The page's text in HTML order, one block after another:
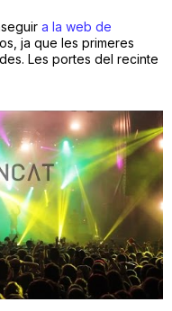
a la web de
ja que les primeres
Les portes del recinte